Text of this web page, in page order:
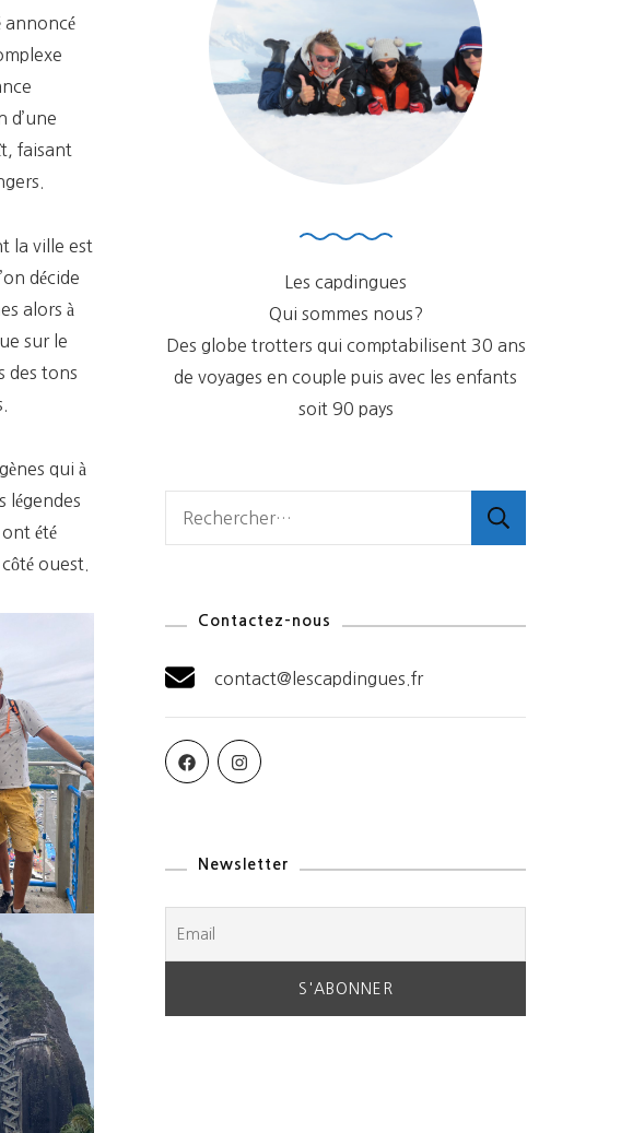
annoncé
d’une
faisant
la ville est
décide
alors à
sur le
des tons
qui à
légendes
été
ouest.
Les capdingues
Qui sommes nous?
Des globe trotters qui comptabilisent 30 ans
de voyages en couple puis avec les enfants
soit 90 pays
Contactez-nous
contact@lescapdingues.fr
Newsletter